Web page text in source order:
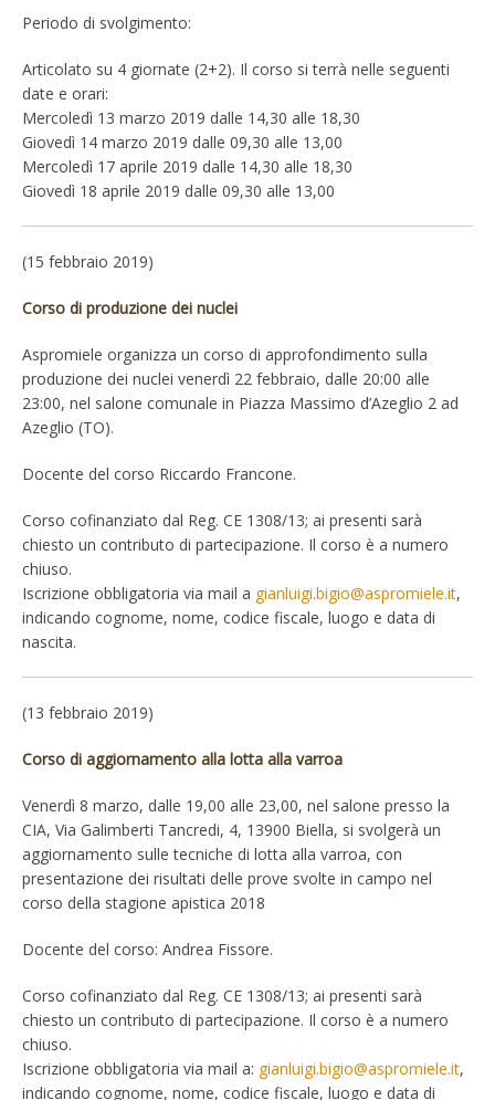
Periodo di svolgimento:
Articolato su 4 giornate (2+2). Il corso si terrà nelle seguenti
date e orari:
Mercoledì 13 marzo 2019 dalle 14,30 alle 18,30
Giovedì 14 marzo 2019 dalle 09,30 alle 13,00
Mercoledì 17 aprile 2019 dalle 14,30 alle 18,30
Giovedì 18 aprile 2019 dalle 09,30 alle 13,00
(15 febbraio 2019)
Corso di produzione dei nuclei
Aspromiele organizza un corso di approfondimento sulla
produzione dei nuclei venerdì 22 febbraio, dalle 20:00 alle
23:00, nel salone comunale in Piazza Massimo d’Azeglio 2 ad
Azeglio (TO).
Docente del corso Riccardo Francone.
Corso cofinanziato dal Reg. CE 1308/13; ai presenti sarà
chiesto un contributo di partecipazione. Il corso è a numero
chiuso.
Iscrizione obbligatoria via mail a gianluigi.bigio@aspromiele.it,
indicando cognome, nome, codice fiscale, luogo e data di
nascita.
(13 febbraio 2019)
Corso di aggiornamento alla lotta alla varroa
Venerdì 8 marzo, dalle 19,00 alle 23,00, nel salone presso la
CIA, Via Galimberti Tancredi, 4, 13900 Biella, si svolgerà un
aggiornamento sulle tecniche di lotta alla varroa, con
presentazione dei risultati delle prove svolte in campo nel
corso della stagione apistica 2018
Docente del corso: Andrea Fissore.
Corso cofinanziato dal Reg. CE 1308/13; ai presenti sarà
chiesto un contributo di partecipazione. Il corso è a numero
chiuso.
Iscrizione obbligatoria via mail a: gianluigi.bigio@aspromiele.it,
indicando cognome, nome, codice fiscale, luogo e data di